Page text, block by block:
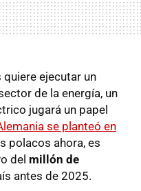
quiere ejecutar un
de la energía, un
jugará un papel
se planteó en
polacos ahora, es
del millón de
antes de 2025.